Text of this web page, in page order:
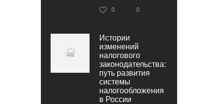
0 0
Истории
изменений
налогового
законодательства:
путь развития
системы
налогообложения
в России